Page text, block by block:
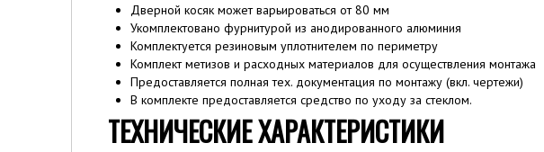
Дверной косяк может варьироваться от 80 мм
Укомплектовано фурнитурой из анодированного алюминия
Комплектуется резиновым уплотнителем по периметру
Комплект метизов и расходных материалов для осуществления монтажа
Предоставляется полная тех. документация по монтажу (вкл. чертежи)
В комплекте предоставляется средство по уходу за стеклом.
ТЕХНИЧЕСКИЕ ХАРАКТЕРИСТИКИ